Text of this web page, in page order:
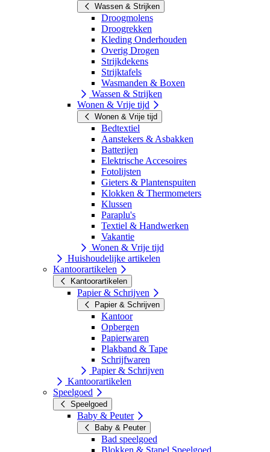
Wassen & Strijken
Droogmolens
Droogrekken
Kleding Onderhouden
Overig Drogen
Strijkdekens
Strijktafels
Wasmanden & Boxen
Wassen & Strijken
Wonen & Vrije tijd
Wonen & Vrije tijd
Bedtextiel
Aanstekers & Asbakken
Batterijen
Elektrische Accesoires
Fotolijsten
Gieters & Plantenspuiten
Klokken & Thermometers
Klussen
Paraplu's
Textiel & Handwerken
Vakantie
Wonen & Vrije tijd
Huishoudelijke artikelen
Kantoorartikelen
Kantoorartikelen
Papier & Schrijven
Papier & Schrijven
Kantoor
Opbergen
Papierwaren
Plakband & Tape
Schrijfwaren
Papier & Schrijven
Kantoorartikelen
Speelgoed
Speelgoed
Baby & Peuter
Baby & Peuter
Bad speelgoed
Blokken & Stapel Speelgoed